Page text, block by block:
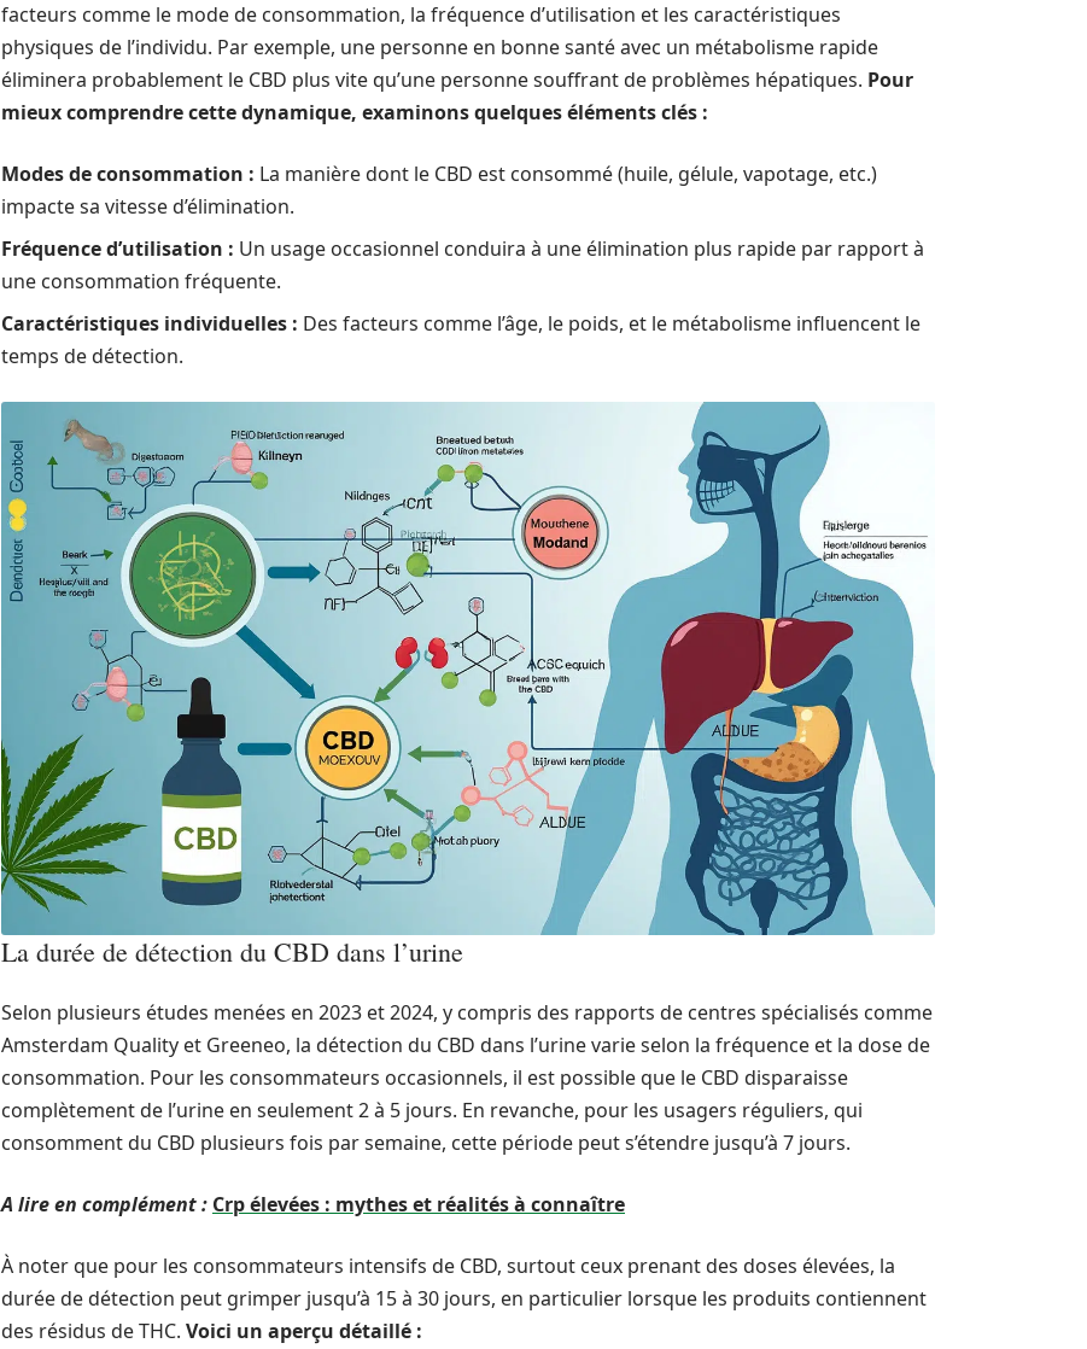
facteurs comme le mode de consommation, la fréquence d’utilisation et les caractéristiques
physiques de l’individu. Par exemple, une personne en bonne santé avec un métabolisme rapide
éliminera probablement le CBD plus vite qu’une personne souffrant de problèmes hépatiques. Pour
mieux comprendre cette dynamique, examinons quelques éléments clés :
Modes de consommation : La manière dont le CBD est consommé (huile, gélule, vapotage, etc.)
impacte sa vitesse d’élimination.
Fréquence d’utilisation : Un usage occasionnel conduira à une élimination plus rapide par rapport à
une consommation fréquente.
Caractéristiques individuelles : Des facteurs comme l’âge, le poids, et le métabolisme influencent le
temps de détection.
La durée de détection du CBD dans l’urine
Selon plusieurs études menées en 2023 et 2024, y compris des rapports de centres spécialisés comme
Amsterdam Quality et Greeneo, la détection du CBD dans l’urine varie selon la fréquence et la dose de
consommation. Pour les consommateurs occasionnels, il est possible que le CBD disparaisse
complètement de l’urine en seulement 2 à 5 jours. En revanche, pour les usagers réguliers, qui
consomment du CBD plusieurs fois par semaine, cette période peut s’étendre jusqu’à 7 jours.
A lire en complément : Crp élevées : mythes et réalités à connaître
À noter que pour les consommateurs intensifs de CBD, surtout ceux prenant des doses élevées, la
durée de détection peut grimper jusqu’à 15 à 30 jours, en particulier lorsque les produits contiennent
des résidus de THC. Voici un aperçu détaillé :